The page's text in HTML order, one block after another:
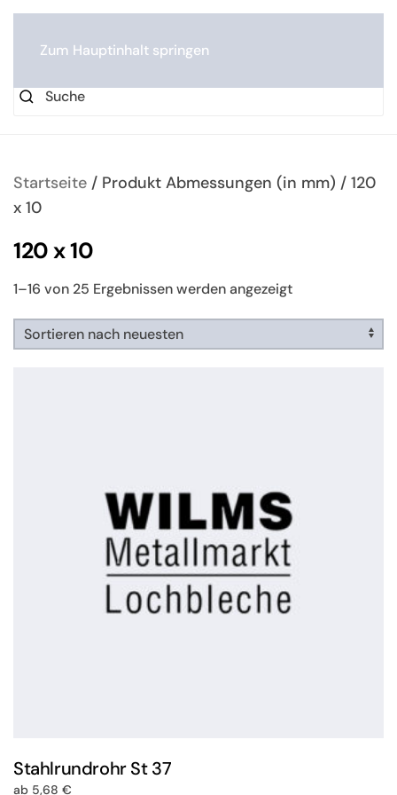
Zum Hauptinhalt springen
Startseite / Produkt Abmessungen (in mm) / 120
x 10
120 x 10
1–16 von 25 Ergebnissen werden angezeigtNach
sortiert
Stahlrundrohr St 37
ab 5,68 €